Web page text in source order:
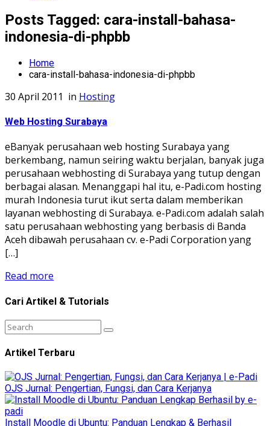
Posts Tagged: cara-install-bahasa-
indonesia-di-phpbb
Home
cara-install-bahasa-indonesia-di-phpbb
30 April 2011 in Hosting
Web Hosting Surabaya
eBanyak perusahaan web hosting Surabaya yang
berkembang, namun seiring waktu berjalan, banyak juga
perusahaan webhosting di Surabaya yang tutup dengan
berbagai alasan. Menanggapi hal itu, e-Padi.com hosting
murah Indonesia turut ikut serta dalam memberikan
layanan webhosting di Surabaya. e-Padi.com adalah salah
satu perusahaan webhosting yang berbasis di Banda
Aceh dibawah perusahaan cv. e-Padi Corporation yang
[…]
Read more
Cari Artikel & Tutorials
Artikel Terbaru
OJS Jurnal: Pengertian, Fungsi, dan Cara Kerjanya
Install Moodle di Ubuntu: Panduan Lengkap & Berhasil